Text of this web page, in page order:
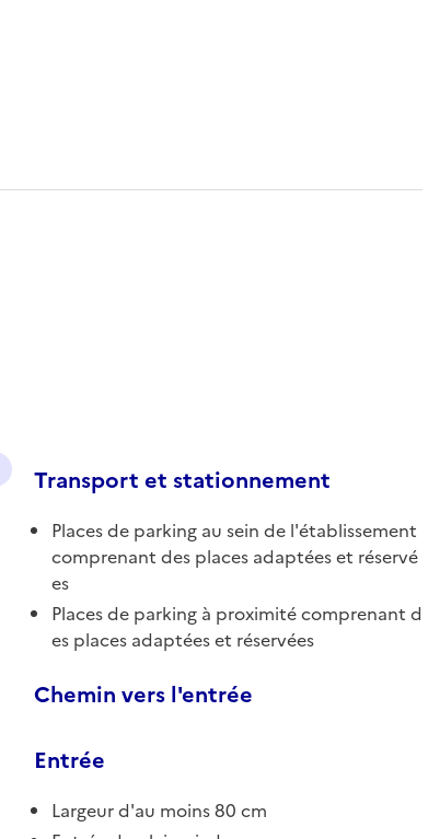
Transport et stationnement
Places de parking au sein de l'établissement
comprenant des places adaptées et réservé
es
Places de parking à proximité comprenant d
es places adaptées et réservées
Chemin vers l'entrée
Entrée
Largeur d'au moins 80 cm